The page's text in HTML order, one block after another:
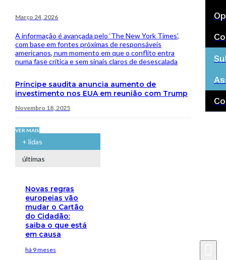
Março 24, 2026
A informação é avançada pelo ‘The New York Times’,
com base em fontes próximas de responsáveis
americanos, num momento em que o conflito entra
numa fase crítica e sem sinais claros de desescalada
Príncipe saudita anuncia aumento de
investimento nos EUA em reunião com Trump
Novembro 18, 2025
VER MAIS
+ lidas
últimas
Novas regras
europeias vão
mudar o Cartão
do Cidadão:
saiba o que está
em causa
há 9 meses